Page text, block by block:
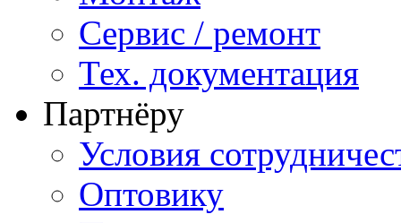
Сервис / ремонт
Тех. документация
Партнёру
Условия
Оптовику